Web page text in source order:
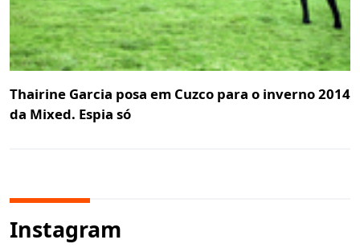
Thairine Garcia posa em Cuzco para o inverno 2014
da Mixed. Espia só
Instagram